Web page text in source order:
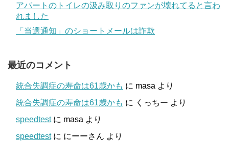
アパートのトイレの汲み取りのファンが壊れてると言わ
れました
「当選通知」のショートメールは詐欺
最近のコメント
統合失調症の寿命は61歳かも に masa より
統合失調症の寿命は61歳かも に くっちー より
speedtestに masa より
speedtestに にーーさん より